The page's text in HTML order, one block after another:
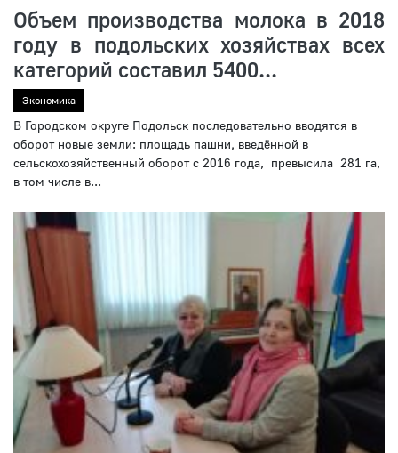
Объем производства молока в 2018
году в подольских хозяйствах всех
категорий составил 5400...
Экономика
В Городском округе Подольск последовательно вводятся в
оборот новые земли: площадь пашни, введённой в
сельскохозяйственный оборот с 2016 года, превысила 281 га,
в том числе в...